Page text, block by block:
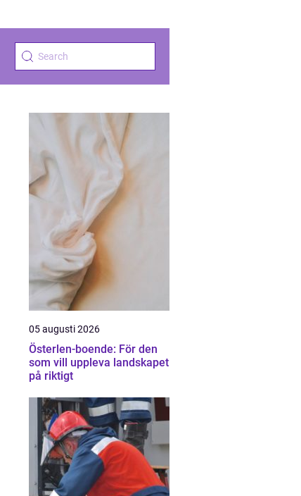
05 augusti 2026
Österlen-boende: För den
som vill uppleva landskapet
på riktigt